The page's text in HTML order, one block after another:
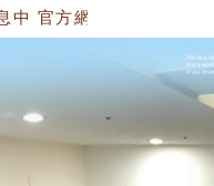
官方網站：https://